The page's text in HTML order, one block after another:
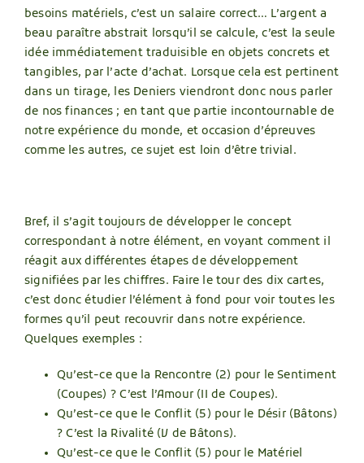
besoins matériels, c’est un salaire correct… L’argent a
beau paraître abstrait lorsqu’il se calcule, c’est la seule
idée immédiatement traduisible en objets concrets et
tangibles, par l’acte d’achat. Lorsque cela est pertinent
dans un tirage, les Deniers viendront donc nous parler
de nos finances ; en tant que partie incontournable de
notre expérience du monde, et occasion d’épreuves
comme les autres, ce sujet est loin d’être trivial.
Bref, il s’agit toujours de développer le concept
correspondant à notre élément, en voyant comment il
réagit aux différentes étapes de développement
signifiées par les chiffres. Faire le tour des dix cartes,
c’est donc étudier l’élément à fond pour voir toutes les
formes qu’il peut recouvrir dans notre expérience.
Quelques exemples :
Qu’est-ce que la Rencontre (2) pour le Sentiment
(Coupes) ? C’est l’Amour (II de Coupes).
Qu’est-ce que le Conflit (5) pour le Désir (Bâtons)
? C’est la Rivalité (V de Bâtons).
Qu’est-ce que le Conflit (5) pour le Matériel